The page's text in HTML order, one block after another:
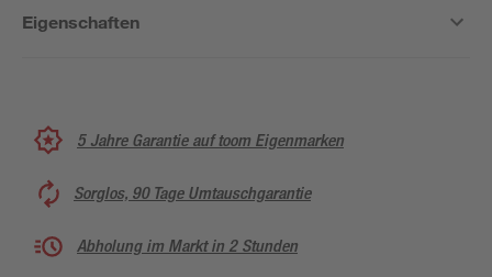
Eigenschaften
5 Jahre Garantie auf toom Eigenmarken
Sorglos, 90 Tage Umtauschgarantie
Abholung im Markt in 2 Stunden